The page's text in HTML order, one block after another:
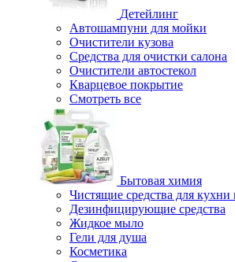
Детейлинг
Автошампуни для мойки
Очистители кузова
Средства для очистки салона
Очистители автостекол
Кварцевое покрытие
Смотреть все
Бытовая химия
Чистящие средства для кухни
Дезинфицирующие средства
Жидкое мыло
Гели для душа
Косметика